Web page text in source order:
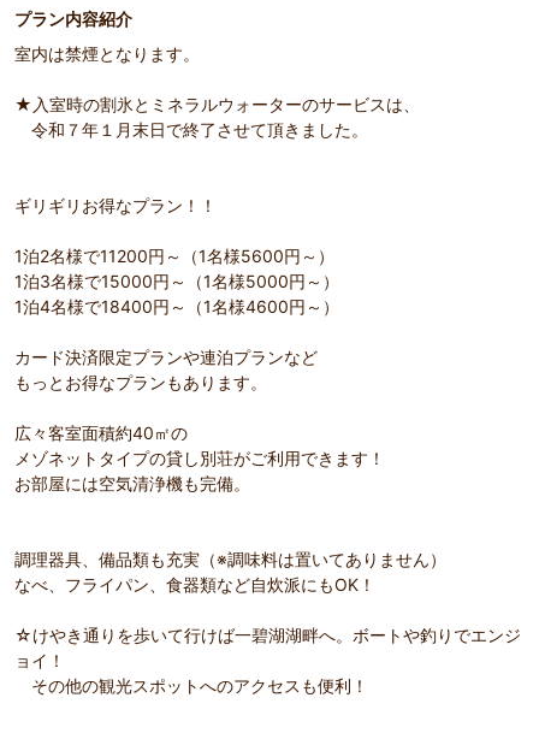
プラン内容紹介
室内は禁煙となります。
★入室時の割氷とミネラルウォーターのサービスは、
令和７年１月末日で終了させて頂きました。
ギリギリお得なプラン！！
1泊2名様で11200円～（1名様5600円～）
1泊3名様で15000円～（1名様5000円～）
1泊4名様で18400円～（1名様4600円～）
カード決済限定プランや連泊プランなど
もっとお得なプランもあります。
広々客室面積約40㎡の
メゾネットタイプの貸し別荘がご利用できます！
お部屋には空気清浄機も完備。
調理器具、備品類も充実（※調味料は置いてありません）
なべ、フライパン、食器類など自炊派にもOK！
☆けやき通りを歩いて行けば一碧湖湖畔へ。ボートや釣りでエンジ
ョイ！
その他の観光スポットへのアクセスも便利！